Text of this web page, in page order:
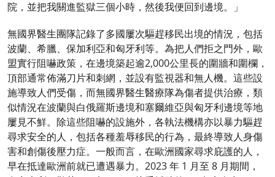
院，並把我關進監獄三個小時，然後我便回到邊境。」
無國界醫生團隊記錄了多國屢次驅趕移民出境的情況，包括
波蘭、希臘、保加利亞和匈牙利等。為把人們拒之門外，歐
盟實行阻嚇政策，在邊境築起逾2,000公里長的圍牆和圍欄，
頂部通常佈滿刀片和刺網，並設有監視器和無人機。這些設
施導致人們受傷，而無國界醫生醫療隊為傷者提供治療，類
似情況在波蘭與白俄羅斯邊境和塞爾維亞與匈牙利邊境等地
屢見不鮮。除這些阻嚇的設施外，各執法機構亦以暴力驅趕
尋求安全的人，包括各種羞辱移民的行為，最終導致人身傷
害和創傷後壓力症。一般而言，在歐洲國家尋求庇護的人，
早在抵達歐洲前就已遭遇暴力。2023 年 1 月至 8 月期間，